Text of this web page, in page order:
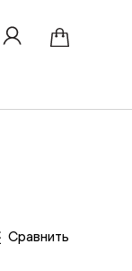
Сравнить